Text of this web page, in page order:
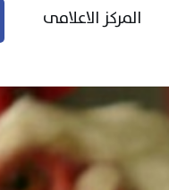
المركز الاعلامى